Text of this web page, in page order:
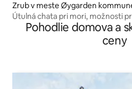
Zrub v meste Øygarden
Útulná chata pri mori, možnosti
Pohodlie domova a
ceny